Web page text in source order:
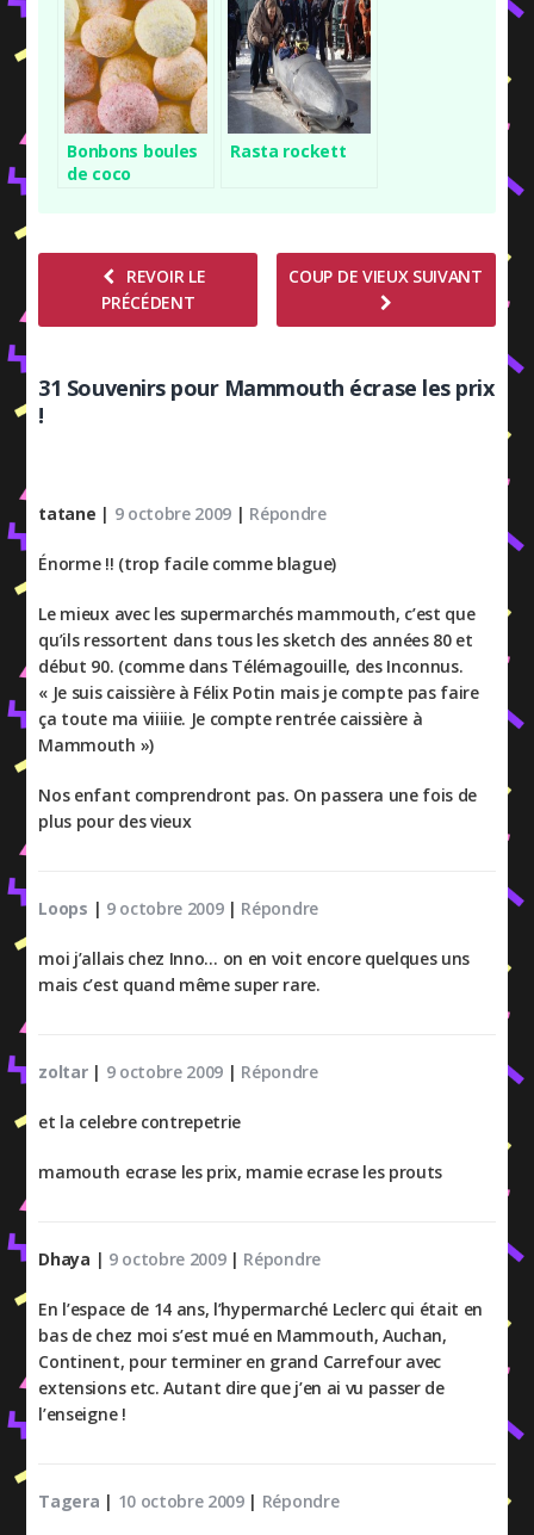
Bonbons boules
de coco
Rasta rockett
REVOIR LE
PRÉCÉDENT
COUP DE VIEUX SUIVANT
31 Souvenirs pour Mammouth écrase les prix
!
tatane | 9 octobre 2009 | Répondre
Énorme !! (trop facile comme blague)
Le mieux avec les supermarchés mammouth, c’est que
qu’ils ressortent dans tous les sketch des années 80 et
début 90. (comme dans Télémagouille, des Inconnus.
« Je suis caissière à Félix Potin mais je compte pas faire
ça toute ma viiiiie. Je compte rentrée caissière à
Mammouth »)
Nos enfant comprendront pas. On passera une fois de
plus pour des vieux
Loops | 9 octobre 2009| Répondre
moi j’allais chez Inno… on en voit encore quelques uns
mais c’est quand même super rare.
zoltar | 9 octobre 2009 | Répondre
et la celebre contrepetrie
mamouth ecrase les prix, mamie ecrase les prouts
Dhaya | 9 octobre 2009| Répondre
En l’espace de 14 ans, l’hypermarché Leclerc qui était en
bas de chez moi s’est mué en Mammouth, Auchan,
Continent, pour terminer en grand Carrefour avec
extensions etc. Autant dire que j’en ai vu passer de
l’enseigne !
Tagera | 10 octobre 2009| Répondre